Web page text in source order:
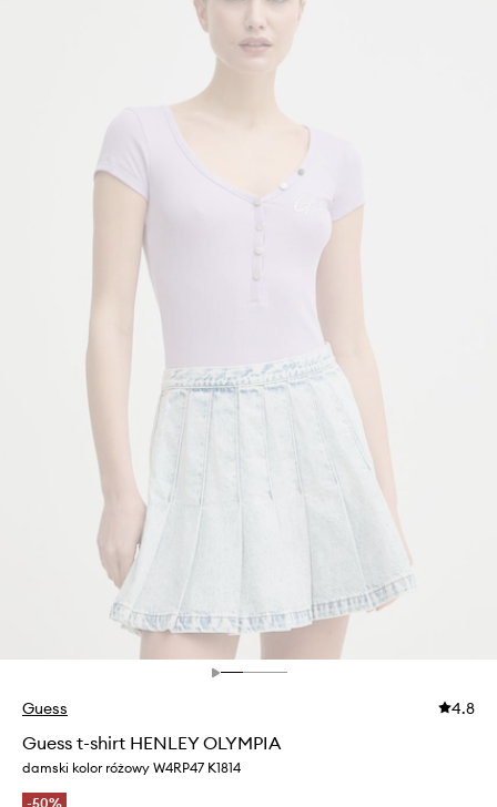
Guess 4.8
Guess t-shirt HENLEY OLYMPIA
damski kolor różowy W4RP47 K1814
-50%